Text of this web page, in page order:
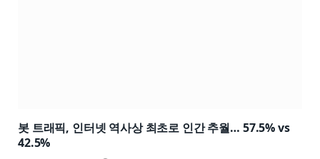
봇 트래픽, 인터넷 역사상 최초로 인간 추월… 57.5% vs
42.5%